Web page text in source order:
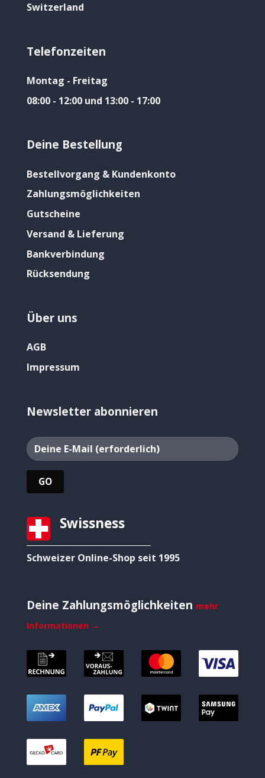
Switzerland
Telefonzeiten
Montag - Freitag
08:00 - 12:00 und 13:00 - 17:00
Deine Bestellung
Bestellvorgang & Kundenkonto
Zahlungsmöglichkeiten
Gutscheine
Versand & Lieferung
Bankverbindung
Rücksendung
Über uns
AGB
Impressum
Newsletter abonnieren
Swissness
Schweizer Online-Shop seit 1995
Deine Zahlungsmöglichkeiten mehr
Informationen →